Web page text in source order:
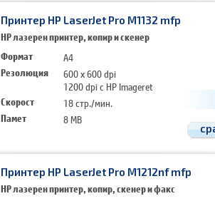
Принтер HP LaserJet Pro M1132 mfp
HP лазерен принтер, копир и скенер
Формат
A4
Резолюция
600 x 600 dpi
1200 dpi с HP Imageret
Скорост
18 стр./мин.
Памет
8 MB
Принтер HP LaserJet Pro M1212nf mfp
HP лазерен принтер, копир, скенер и факс